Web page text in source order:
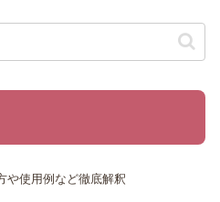
や使用例など徹底解釈